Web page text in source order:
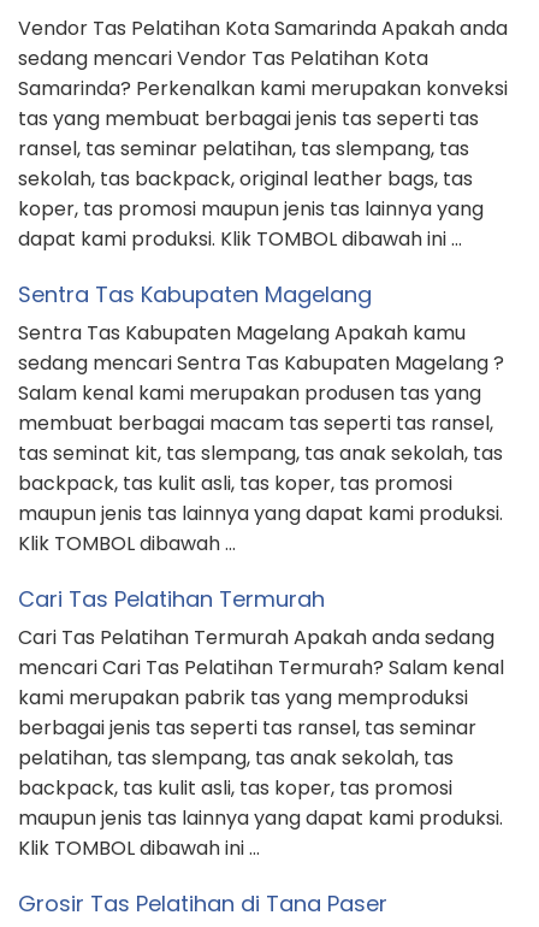
Vendor Tas Pelatihan Kota Samarinda Apakah anda
sedang mencari Vendor Tas Pelatihan Kota
Samarinda? Perkenalkan kami merupakan konveksi
tas yang membuat berbagai jenis tas seperti tas
ransel, tas seminar pelatihan, tas slempang, tas
sekolah, tas backpack, original leather bags, tas
koper, tas promosi maupun jenis tas lainnya yang
dapat kami produksi. Klik TOMBOL dibawah ini …
Sentra Tas Kabupaten Magelang
Sentra Tas Kabupaten Magelang Apakah kamu
sedang mencari Sentra Tas Kabupaten Magelang ?
Salam kenal kami merupakan produsen tas yang
membuat berbagai macam tas seperti tas ransel,
tas seminat kit, tas slempang, tas anak sekolah, tas
backpack, tas kulit asli, tas koper, tas promosi
maupun jenis tas lainnya yang dapat kami produksi.
Klik TOMBOL dibawah …
Cari Tas Pelatihan Termurah
Cari Tas Pelatihan Termurah Apakah anda sedang
mencari Cari Tas Pelatihan Termurah? Salam kenal
kami merupakan pabrik tas yang memproduksi
berbagai jenis tas seperti tas ransel, tas seminar
pelatihan, tas slempang, tas anak sekolah, tas
backpack, tas kulit asli, tas koper, tas promosi
maupun jenis tas lainnya yang dapat kami produksi.
Klik TOMBOL dibawah ini …
Grosir Tas Pelatihan di Tana Paser